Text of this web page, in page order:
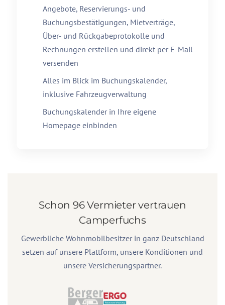
Angebote, Reservierungs- und
Buchungsbestätigungen, Mietverträge,
Über- und Rückgabeprotokolle und
Rechnungen erstellen und direkt per E-Mail
versenden
Alles im Blick im Buchungskalender,
inklusive Fahrzeugverwaltung
Buchungskalender in Ihre eigene
Homepage einbinden
Schon 96 Vermieter vertrauen
Camperfuchs
Gewerbliche Wohnmobilbesitzer in ganz Deutschland
setzen auf unsere Plattform, unsere Konditionen und
unsere Versicherungspartner.